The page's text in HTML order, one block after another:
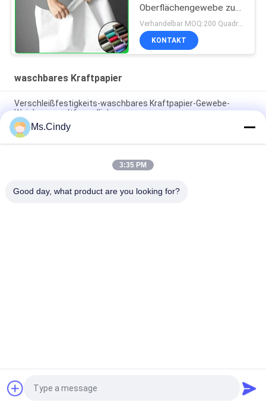
Oberflächengewebe zur
Herstellung von Kleidung
oder Taschen
Verhandelbar MOQ:200 Quadratmeter
KONTAKT
waschbares Kraftpapier
Verschleißfestigkeits-waschbares Kraftpapier-Gewebe-
Weiche umweltfreundlich
Starke ursprüngliche ungewaschene Papierrolle des
Abnutzungs-Gewebe-Kraftpapier-0.55mm
150cm * 100m feuchtigkeitsfestes 0.55mm waschbares
Fordern Sie ein Angebot
Ms.Cindy
3:35 PM
Good day, what product are you looking for?